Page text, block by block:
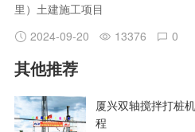
里）土建施工项目
2024-09-20
13376 0
其他推荐
厦兴双轴搅拌打桩
程